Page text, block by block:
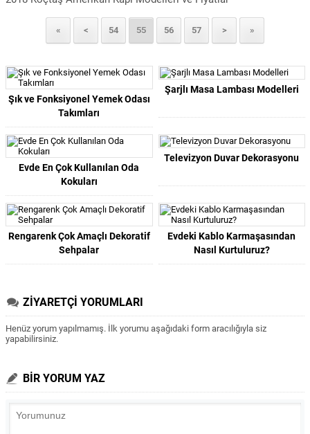
« < 54 55 56 57 > »
Şık ve Fonksiyonel Yemek Odası
Takımları
Şarjlı Masa Lambası Modelleri
Evde En Çok Kullanılan Oda
Kokuları
Televizyon Duvar Dekorasyonu
Rengarenk Çok Amaçlı Dekoratif
Sehpalar
Evdeki Kablo Karmaşasından
Nasıl Kurtuluruz?
ZİYARETÇİ YORUMLARI
Henüz yorum yapılmamış. İlk yorumu aşağıdaki form aracılığıyla siz
yapabilirsiniz.
BİR YORUM YAZ